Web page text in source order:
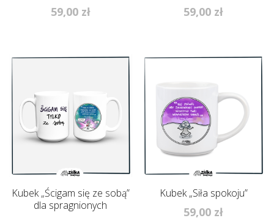
59,00 zł 59,00 zł
Kubek „Ścigam się ze sobą”
dla spragnionych
Kubek „Siła spokoju”
59,00 zł